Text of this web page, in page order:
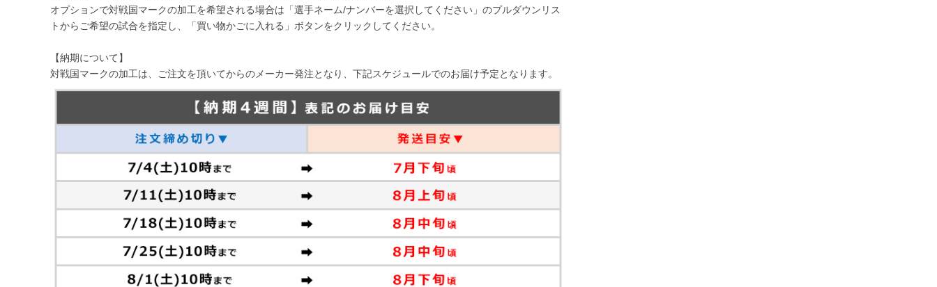
オプションで対戦国マークの加工を希望される場合は「選手ネーム/ナンバーを選択してください」のプルダウンリス
トからご希望の試合を指定し、「買い物かごに入れる」ボタンをクリックしてください。
【納期について】
対戦国マークの加工は、ご注文を頂いてからのメーカー発注となり、下記スケジュールでのお届け予定となります。